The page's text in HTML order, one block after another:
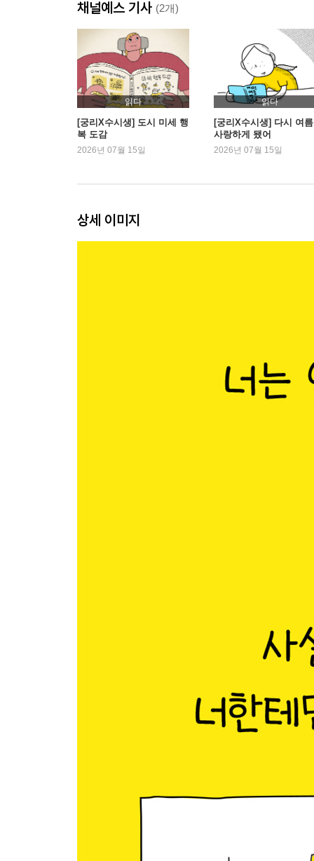
농구 교실
바늘도둑이 바늘도둑으로 남다
할아버지
혼자 사는 친구 집 방문하는 만화
2장. 다정한 세상
새들의 쉼터
시끄럽게 살아가는 건물
같은 마음으로
멋쟁이들이 부러워
아리 이야기
채널예스 기사 (2개)
읽다
[궁리X수시생] 도시 미세 행
복 도감
2026년 07월 15일
읽다
[궁리X수시생] 다시 여
사랑하게 됐어
2026년 07월 15일
상세 이미지